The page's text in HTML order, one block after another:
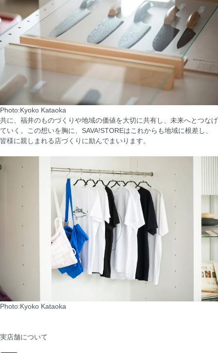
Photo:Kyoko Kataoka
共に、福井のものづくりや地域の価値を大切に共有し、未来へとつなげ
ていく。この想いを胸に、SAVA!STOREはこれからも地域に根差し、
皆様に親しまれる店づくりに励んでまいります。
Photo:Kyoko Kataoka
実店舗について